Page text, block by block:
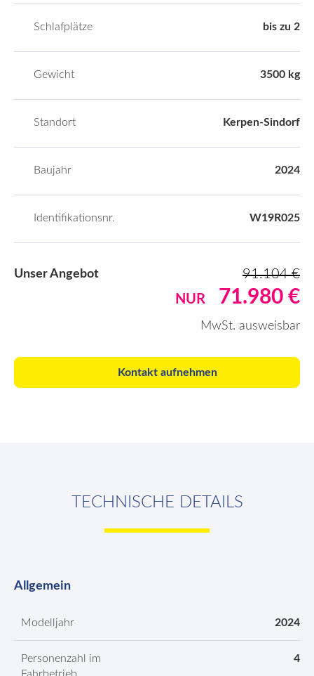
Schlafplätze bis zu 2
Gewicht 3500 kg
Standort Kerpen-Sindorf
Baujahr 2024
Identifikationsnr. W19R025
Unser Angebot
91.104 €
NUR
71.980 €
MwSt. ausweisbar
Kontakt aufnehmen
TECHNISCHE DETAILS
Allgemein
Modelljahr 2024
Personenzahl im
4